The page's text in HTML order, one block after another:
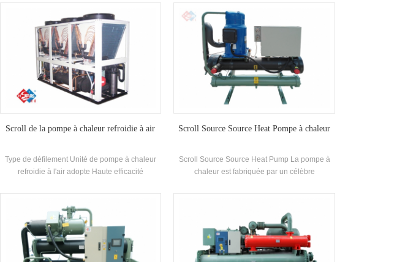
développé et fabriqué pour la salle de bain, une
piscine à ressorts chaude, une piscine et
d'autres baignades, extrayant la chaleur des
eaux usées domestiques, économiser de
l'énergie et protéger le Environnement.Energy
L'épargne est de 30% ~ 50% comparé à la
méthode de chauffage conventionnel, qui peut
réduire considérablement l'opération Coût.
l'environnement de -25 ℃ ~ 43, en utilisant de
l'air comme source de chaleur, aucun polluants
n'est déchargé et 55 ° C L'eau chaude est
préparée pour répondre à la demande d'eau
chaude entre 35-55 ° c. Fonction de chauffage,
adaptée à l'alimentation en air direct ou au
rayonnement du sol Chauffage.
Scroll de la pompe à chaleur refroidie à air
Type de défilement Unité de pompe à chaleur
refroidie à l'air adopte Haute efficacité
auto-développé et fabriqué haut rendement
shell and-tube Échangeur de chaleur et
échangeur de chaleur à bobines, utilisant R22,
R134A, R407C réfrigérant
Scroll Source Source Heat Pompe à chaleur
Scroll Source Source Heat Pump La pompe à
chaleur est fabriquée par un célèbre
contrôle électronique, et est équipé de
indépendantes de Haute efficacité Échangeur
de chaleur en spirale